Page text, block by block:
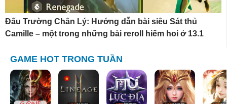
Đấu Trường Chân Lý: Hướng dẫn bài siêu Sát thủ
Camille – một trong những bài reroll hiếm hoi ở 13.1
GAME HOT TRONG TUẦN